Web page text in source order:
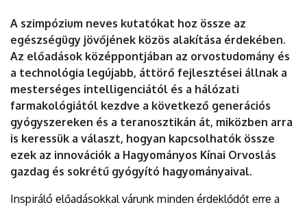
DEBRECENI
EGYETEM
A szimpózium neves kutatókat hoz össze az
egészségügy jövőjének közös alakítása érdekében.
Az előadások középpontjában az orvostudomány és
a technológia legújabb, áttörő fejlesztései állnak a
mesterséges intelligenciától és a hálózati
farmakológiától kezdve a következő generációs
gyógyszereken és a teranosztikán át, miközben arra
is keressük a választ, hogyan kapcsolhatók össze
ezek az innovációk a Hagyományos Kínai Orvoslás
gazdag és sokrétű gyógyító hagyományaival.
Inspiráló előadásokkal várunk minden érdeklődőt erre a